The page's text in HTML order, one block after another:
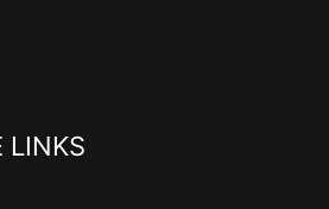
LINKS